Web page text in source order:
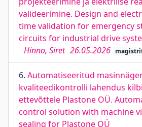
valideerimine. Design and
time validation for emergency
circuits for industrial drive
Hinno, Siret 26.05.2026
6. Automatiseeritud
kvaliteedikontrolli lahendus
ettevõttele Plastone OÜ.
control solution with machine
sealing for Plastone OÜ